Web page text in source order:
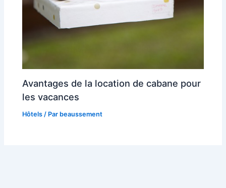
Avantages de la location de cabane pour
les vacances
Hôtels / Par beaussement